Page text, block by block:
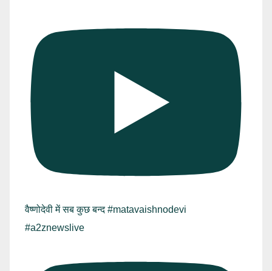
वैष्णोदेवी में सब कुछ बन्द #matavaishnodevi
#a2znewslive